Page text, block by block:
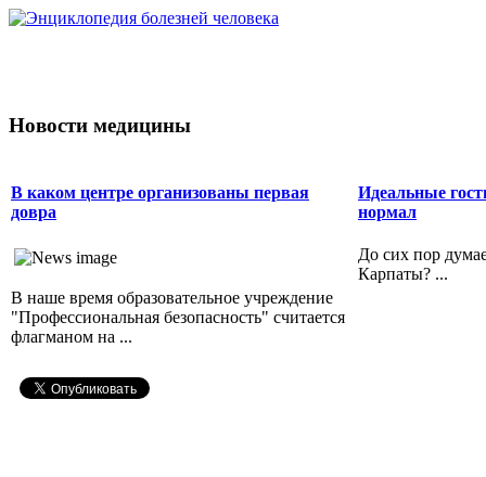
Новости медицины
В каком центре организованы первая
довра
В наше время образовательное учреждение
"Профессиональная безопасность" считается
флагманом на ...
Идеальные
нормал
До сих пор
Карпаты? ...